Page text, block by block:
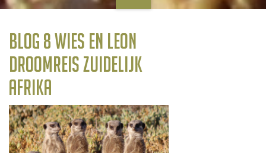
Blog 8 Wies en Leon
droomreis Zuidelijk
Afrika